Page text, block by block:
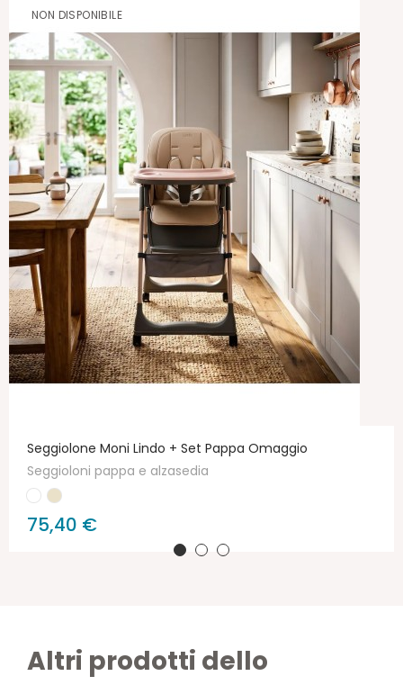
NON DISPONIBILE
Seggiolone Moni Lindo + Set Pappa Omaggio
Seggioloni pappa e alzasedia
75,40 €
Altri prodotti dello